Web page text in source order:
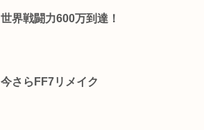
世界戦闘力600万到達！
今さらFF7リメイク